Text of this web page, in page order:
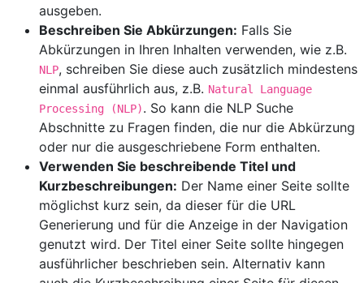
ausgeben.
Beschreiben Sie Abkürzungen: Falls Sie
Abkürzungen in Ihren Inhalten verwenden, wie z.B.
NLP, schreiben Sie diese auch zusätzlich mindestens
einmal ausführlich aus, z.B. Natural Language
Processing (NLP). So kann die NLP Suche
Abschnitte zu Fragen finden, die nur die Abkürzung
oder nur die ausgeschriebene Form enthalten.
Verwenden Sie beschreibende Titel und
Kurzbeschreibungen: Der Name einer Seite sollte
möglichst kurz sein, da dieser für die URL
Generierung und für die Anzeige in der Navigation
genutzt wird. Der Titel einer Seite sollte hingegen
ausführlicher beschrieben sein. Alternativ kann